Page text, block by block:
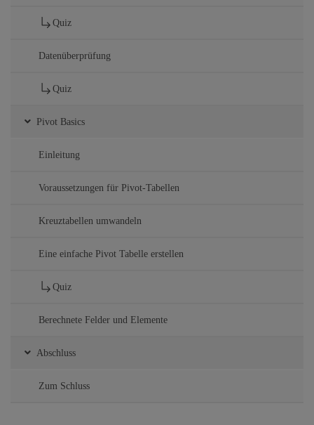
Quiz
Datenüberprüfung
Quiz
Pivot Basics
Einleitung
Voraussetzungen für Pivot-Tabellen
Kreuztabellen umwandeln
Eine einfache Pivot Tabelle erstellen
Quiz
Berechnete Felder und Elemente
Abschluss
Zum Schluss